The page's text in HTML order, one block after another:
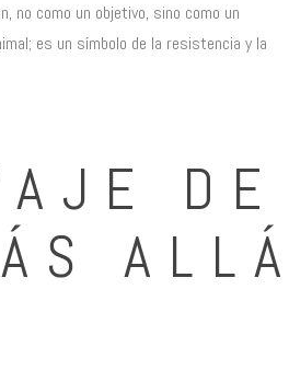
no como un objetivo, sino como un
es un símbolo de la resistencia y la
DE
ALLÁ